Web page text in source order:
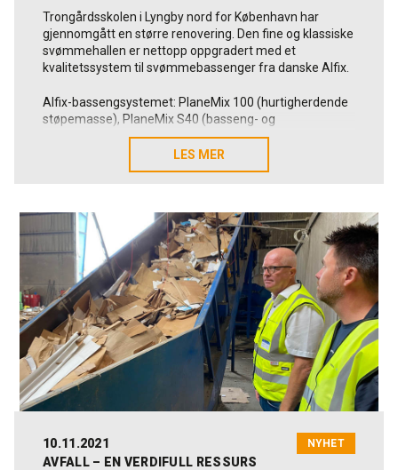
Trongårdsskolen i Lyngby nord for København har
gjennomgått en større renovering. Den fine og klassiske
svømmehallen er nettopp oppgradert med et
kvalitetssystem til svømmebassenger fra danske Alfix.
Alfix-bassengsystemet: PlaneMix 100 (hurtigherdende
støpemasse), PlaneMix S40 (basseng- og
betongjustering), Epoxy Grunder, Epoxy Membran, 2K
ProFix flislim + Flexbinder, C2 Epoxy-fuge og
Les mer om bassengsystemet vårther!
LES MER
LES MER
10.11.2021 NYHET
AVFALL – EN VERDIFULL RESSURS